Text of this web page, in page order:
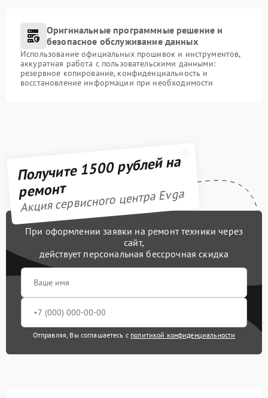
Оригинальные программные решение и
безопасное обслуживание данных
Использование официальных прошивок и инструментов,
аккуратная работа с пользовательскими данными:
резервное копирование, конфиденциальность и
восстановление информации при необходимости
Получите 1500 рублей на
ремонт
Акция сервисного центра Evga
При оформлении заявки на ремонт техники через
сайт,
действует персональная бессрочная скидка
Отправляя, Вы соглашаетесь с политикой конфиденциальности